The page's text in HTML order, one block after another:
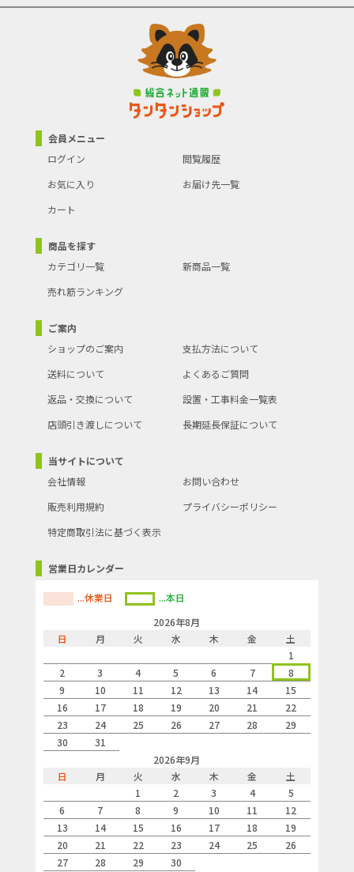
会員メニュー
ログイン
閲覧履歴
お気に入り
お届け先一覧
カート
商品を探す
カテゴリ一覧
新商品一覧
売れ筋ランキング
ご案内
ショップのご案内
支払方法について
送料について
よくあるご質問
返品・交換について
設置・工事料金一覧表
店頭引き渡しについて
長期延長保証について
当サイトについて
会社情報
お問い合わせ
販売利用規約
プライバシーポリシー
特定商取引法に基づく表示
営業日カレンダー
...休業日
...本日
2026年8月
日
月 火 水 木 金
土
1
2
3 4 5 6 7
8
9
10 11 12 13 14
15
16
17 18 19 20 21
22
23
24 25 26 27 28
29
30
31
2026年9月
日
月 火 水 木 金
土
1
2 3 4
5
6
7 8 9 10 11
12
13
14 15 16 17 18
19
20
21 22 23 24 25
26
27
28 29
30